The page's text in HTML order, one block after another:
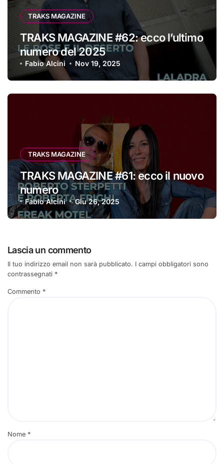
TRAKS MAGAZINE
TRAKS MAGAZINE #62: ecco l’ultimo
numero del 2025
Fabio Alcini Nov 19, 2025
TRAKS MAGAZINE
TRAKS MAGAZINE #61: ecco il nuovo
numero
Fabio Alcini Giu 26, 2025
Lascia un commento
Il tuo indirizzo email non sarà pubblicato. I campi obbligatori sono
contrassegnati *
Commento *
Nome *